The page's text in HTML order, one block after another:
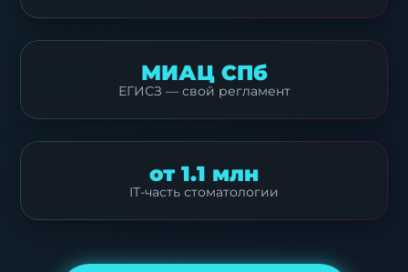
МИАЦ СПб
ЕГИСЗ — свой регламент
от 1.1 млн
IT-часть стоматологии